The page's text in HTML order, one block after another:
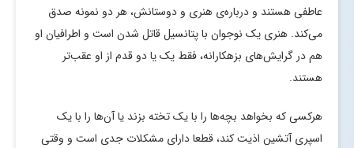
عاطفی هستند و درباره‌ی هنری و دوستانش، هر دو نمونه صدق
می‌کند. هنری یک نوجوان با پتانسیل قاتل شدن است و اطرافیان او
هم در گرایش‌های بزهکارانه، فقط یک یا دو قدم از او عقب‌تر
هستند.
هرکسی که بخواهد بچه‌ها را با یک تخته بزند یا آن‌ها را با یک
اسپری آتشین اذیت کند، قطعا دارای مشکلات جدی است و وقتی